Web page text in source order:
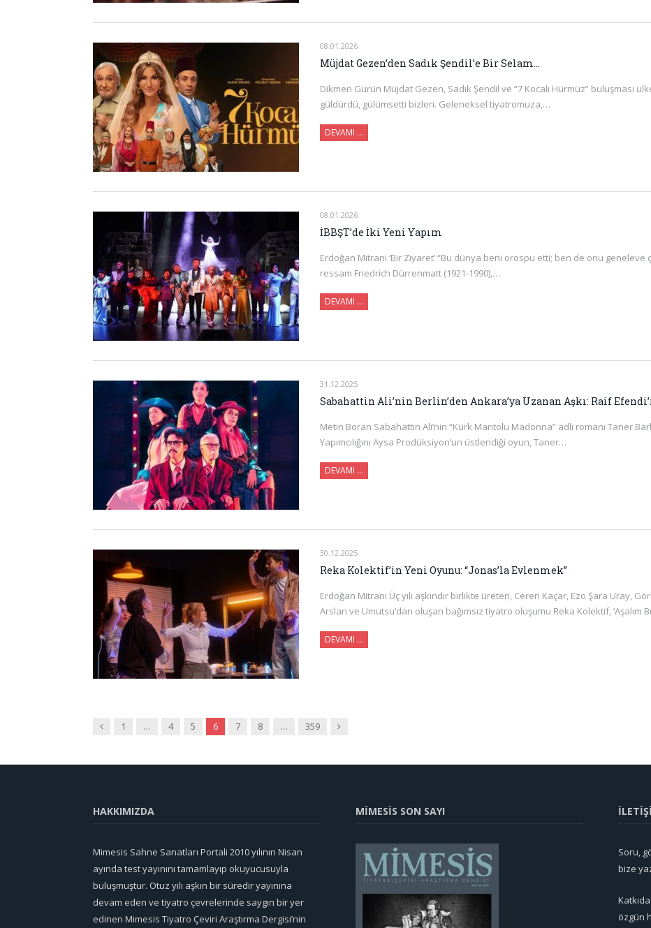
08.01.2026
Müjdat Gezen’den Sadık Şendil’e Bir Selam…
Dikmen Gürün Müjdat Gezen, Sadık Şendil ve “7 Kocalı Hürmüz” buluşması
güldürdü, gülümsetti bizleri. Geleneksel tiyatromuza,…
DEVAMI …
08.01.2026
İBBŞT’de İki Yeni Yapım
Erdoğan Mitrani ‘Bir Ziyaret’ “Bu dünya beni orospu etti; ben de onu
ressam Friedrich Dürrenmatt (1921-1990),…
DEVAMI …
31.12.2025
Sabahattin Ali’nin Berlin’den Ankara’ya Uzanan Aşkı: Raif
Metin Boran Sabahattin Ali’nin “Kürk Mantolu Madonna” adlı romanı Taner
Yapımcılığını Aysa Prodüksiyon’un üstlendiği oyun, Taner…
DEVAMI …
30.12.2025
Reka Kolektif’in Yeni Oyunu: “Jonas’la Evlenmek”
Erdoğan Mitrani Üç yılı aşkındır birlikte üreten, Ceren Kaçar, Ezo Şara Uray,
Arslan ve Umutsu’dan oluşan bağımsız tiyatro oluşumu Reka Kolektif, ‘Aşalım
DEVAMI …
Önceki
1 … 4 5 6 7 8 … 359 Sonraki
HAKKIMIZDA
Mimesis Sahne Sanatları Portali 2010 yılının Nisan
ayında test yayınını tamamlayıp okuyucusuyla
buluşmuştur. Otuz yılı aşkın bir süredir yayınına
devam eden ve tiyatro çevrelerinde saygın bir yer
edinen Mimesis Tiyatro Çeviri Araştırma Dergisi’nin
MİMESİS SON SAYI
Soru,
bize
özgün